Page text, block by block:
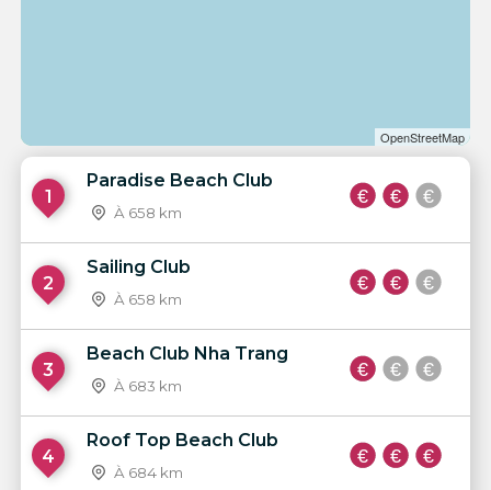
OpenStreetMap
1
Paradise Beach Club
À 658 km
2
Sailing Club
À 658 km
3
Beach Club Nha Trang
À 683 km
4
Roof Top Beach Club
À 684 km